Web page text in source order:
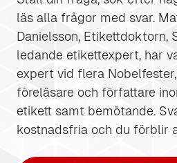
läs alla frågor med svar.
Danielsson, Etikettdoktorn,
ledande etikettexpert, har
expert vid flera
föreläsare och författare
etikett samt bemötande.
kostnadsfria och du förblir